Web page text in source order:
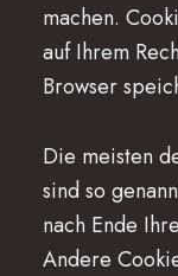
machen.
auf Ihrem
Browser
Die meisten
sind so
nach Ende
Andere